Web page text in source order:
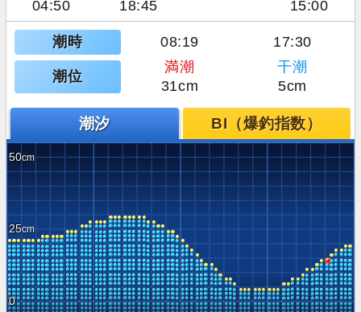
04:50 18:45 15:00
潮時 08:19 17:30
潮位
満潮
干潮
31cm
5cm
潮汐 BI（爆釣指数）
50
25
0